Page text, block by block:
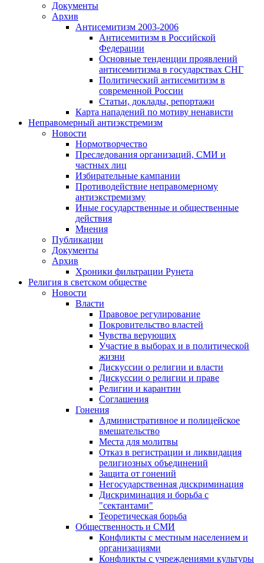
Документы
Архив
Антисемитизм 2003-2006
Антисемитизм в Российской
Федерации
Основные тенденции проявлений
антисемитизма в государствах СНГ
Политический антисемитизм в
современной России
Статьи, доклады, репортажи
Карта нападений по мотиву ненависти
Неправомерный антиэкстремизм
Новости
Нормотворчество
Преследования организаций, СМИ и
частных лиц
Избирательные кампании
Противодействие неправомерному
антиэкстремизму
Иные государственные и общественные
действия
Мнения
Публикации
Документы
Архив
Хроники фильтрации Рунета
Религия в светском обществе
Новости
Власти
Правовое регулирование
Покровительство властей
Чувства верующих
Участие в выборах и в политической
жизни
Дискуссии о религии и власти
Дискуссии о религии и праве
Религии и карантин
Соглашения
Гонения
Административное и полицейское
вмешательство
Места для молитвы
Отказ в регистрации и ликвидация
религиозных объединений
Защита от гонений
Негосударственная дискриминация
Дискриминация и борьба с
"сектантами"
Теоретическая борьба
Общественность и СМИ
Конфликты с местным населением и
организациями
Конфликты с учреждениями культуры